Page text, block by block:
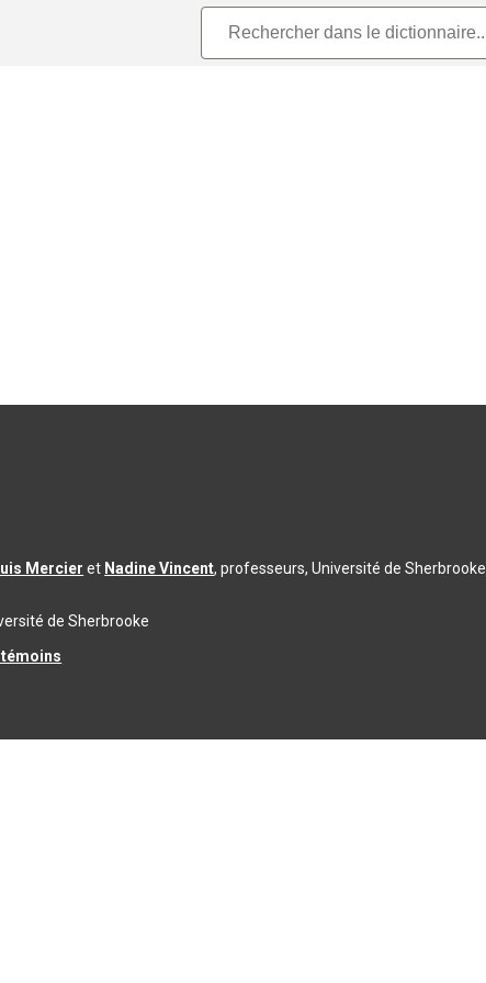
Mercier et Nadine Vincent, professeurs, Université de Sherbrooke
de Sherbrooke